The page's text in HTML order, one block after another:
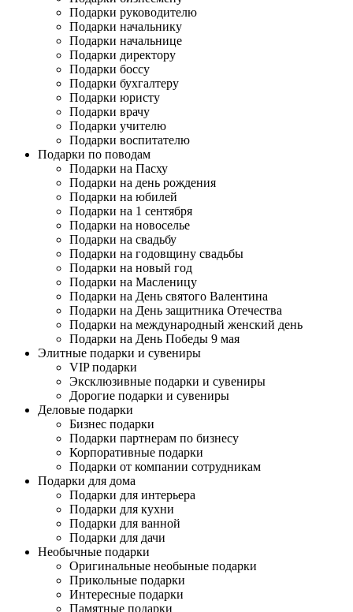
Подарки руководителю
Подарки начальнику
Подарки начальнице
Подарки директору
Подарки боссу
Подарки бухгалтеру
Подарки юристу
Подарки врачу
Подарки учителю
Подарки воспитателю
Подарки по поводам
Подарки на Пасху
Подарки на день рождения
Подарки на юбилей
Подарки на 1 сентября
Подарки на новоселье
Подарки на свадьбу
Подарки на годовщину свадьбы
Подарки на новый год
Подарки на Масленицу
Подарки на День святого Валентина
Подарки на День защитника Отечества
Подарки на международный женский день
Подарки на День Победы 9 мая
Элитные подарки и сувениры
VIP подарки
Эксклюзивные подарки и сувениры
Дорогие подарки и сувениры
Деловые подарки
Бизнес подарки
Подарки партнерам по бизнесу
Корпоративные подарки
Подарки от компании сотрудникам
Подарки для дома
Подарки для интерьера
Подарки для кухни
Подарки для ванной
Подарки для дачи
Необычные подарки
Оригинальные необыные подарки
Прикольные подарки
Интересные подарки
Памятные подарки